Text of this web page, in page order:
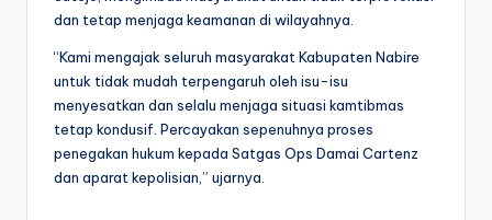
dan tetap menjaga keamanan di wilayahnya.
“Kami mengajak seluruh masyarakat Kabupaten Nabire
untuk tidak mudah terpengaruh oleh isu-isu
menyesatkan dan selalu menjaga situasi kamtibmas
tetap kondusif. Percayakan sepenuhnya proses
penegakan hukum kepada Satgas Ops Damai Cartenz
dan aparat kepolisian,” ujarnya.